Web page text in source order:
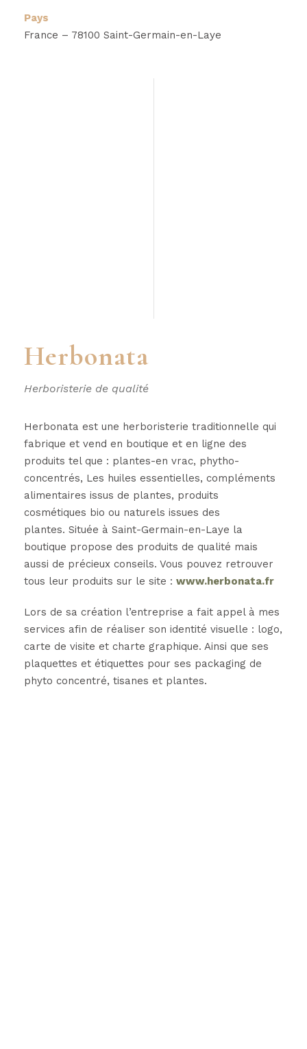
Pays
France – 78100 Saint-Germain-en-Laye
Herbonata
Herboristerie de qualité
Herbonata est une herboristerie traditionnelle qui
fabrique et vend en boutique et en ligne des
produits tel que : plantes-en vrac, phytho-
concentrés, Les huiles essentielles, compléments
alimentaires issus de plantes, produits
cosmétiques bio ou naturels issues des
plantes. Située à Saint-Germain-en-Laye la
boutique propose des produits de qualité mais
aussi de précieux conseils. Vous pouvez retrouver
tous leur produits sur le site : www.herbonata.fr
Lors de sa création l’entreprise a fait appel à mes
services afin de réaliser son identité visuelle : logo,
carte de visite et charte graphique. Ainsi que ses
plaquettes et étiquettes pour ses packaging de
phyto concentré, tisanes et plantes.